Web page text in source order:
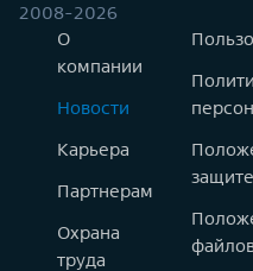
2008-2026
О
компании
Новости
Карьера
Партнерам
Охрана
труда